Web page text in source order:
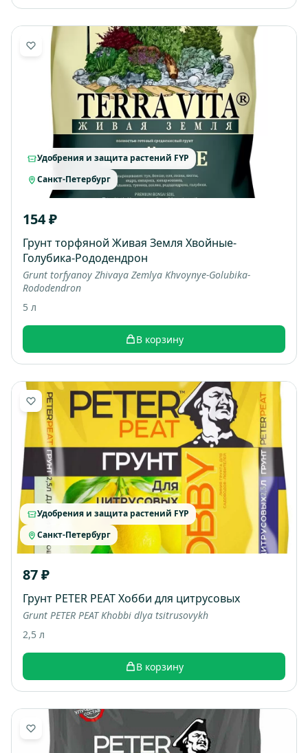
Удобрения и защита растений FYP
Санкт-Петербург
154 ₽
Грунт торфяной Живая Земля Хвойные-
Голубика-Рододендрон
Grunt torfyanoy Zhivaya Zemlya Khvoynye-Golubika-
Rododendron
5 л
В корзину
Удобрения и защита растений FYP
Санкт-Петербург
87 ₽
Грунт PETER PEAT Хобби для цитрусовых
Grunt PETER PEAT Khobbi dlya tsitrusovykh
2,5 л
В корзину